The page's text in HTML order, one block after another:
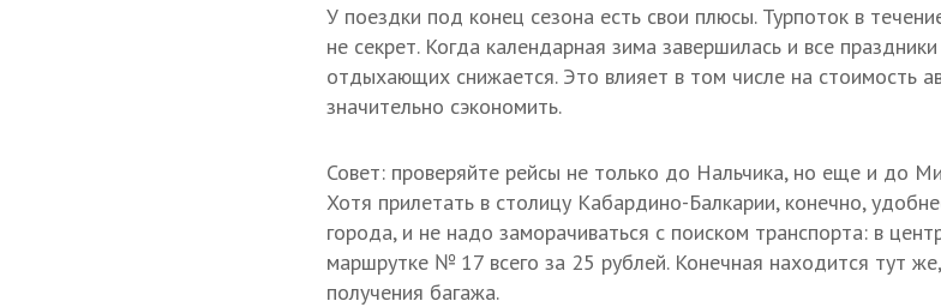
У поездки под конец сезона есть свои плюсы. Турпоток в
не секрет. Когда календарная зима завершилась и все
отдыхающих снижается. Это влияет в том числе на стоимость
значительно сэкономить.
Совет: проверяйте рейсы не только до Нальчика, но еще и до
Хотя прилетать в столицу Кабардино-Балкарии, конечно,
города, и не надо заморачиваться с поиском транспорта: в
маршрутке № 17 всего за 25 рублей. Конечная находится тут
получения багажа.